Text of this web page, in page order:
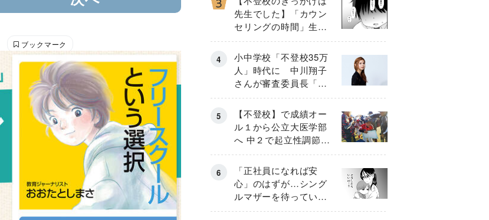
ブックマーク
先生でした】「カウン
セリングの時間」生徒
の情報をバラしたの
は…《第２話》
小中学校「不登校35万
人」時代に 中川翔子
さんが審査委員長「不
登校生動画甲子園
2026」が開催
【不登校】で成績オー
ル１から公立大医学部
へ 中２で起立性調節障
害「治るまで３年」の
診断 そのとき母は
「正社員になれば安
心」のはずが…シング
ルマザーを待ってい
た“魔の２年間”【前編】